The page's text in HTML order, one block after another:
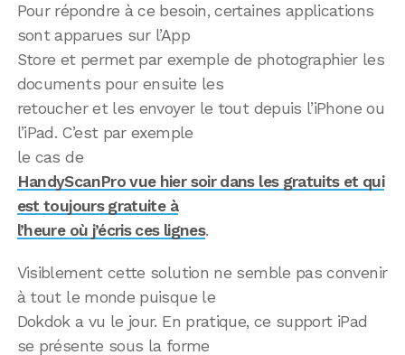
Pour répondre à ce besoin, certaines applications
sont apparues sur l’App
Store et permet par exemple de photographier les
documents pour ensuite les
retoucher et les envoyer le tout depuis l’iPhone ou
l’iPad. C’est par exemple
le cas de
HandyScanPro vue hier soir dans les gratuits et qui
est toujours gratuite à
l’heure où j’écris ces lignes.
Visiblement cette solution ne semble pas convenir
à tout le monde puisque le
Dokdok a vu le jour. En pratique, ce support iPad
se présente sous la forme